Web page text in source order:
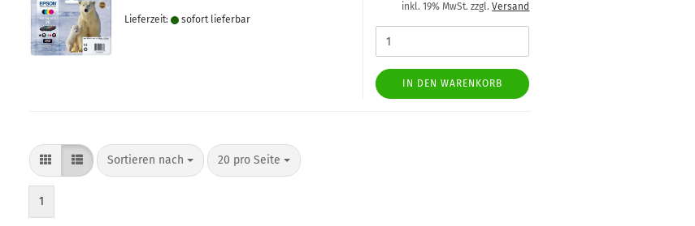
Lieferzeit: sofort lie­fer­bar
inkl. 19% MwSt. zzgl.Versand
IN DEN WARENKORB
Sortieren nach
Sortieren nach 20 pro Seite
pro Seite
1